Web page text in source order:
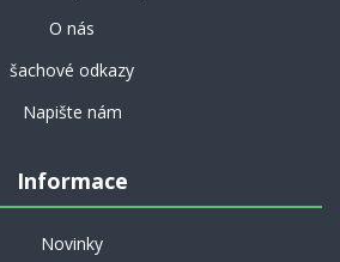
O nás
šachové odkazy
Napište nám
Informace
Novinky